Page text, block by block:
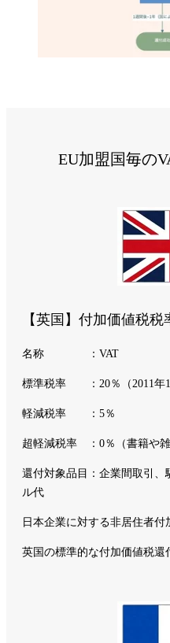
EU加盟国毎の
【英国】付加価値税税
名称 ：VAT
標準税率 ：20％（2011年1
軽減税率 ：5％
超軽減税率 ：0％（書籍や雑
還付対象品目：企業間取引
ル代
日本企業に対する非居住者
英国の標準的な付加価値